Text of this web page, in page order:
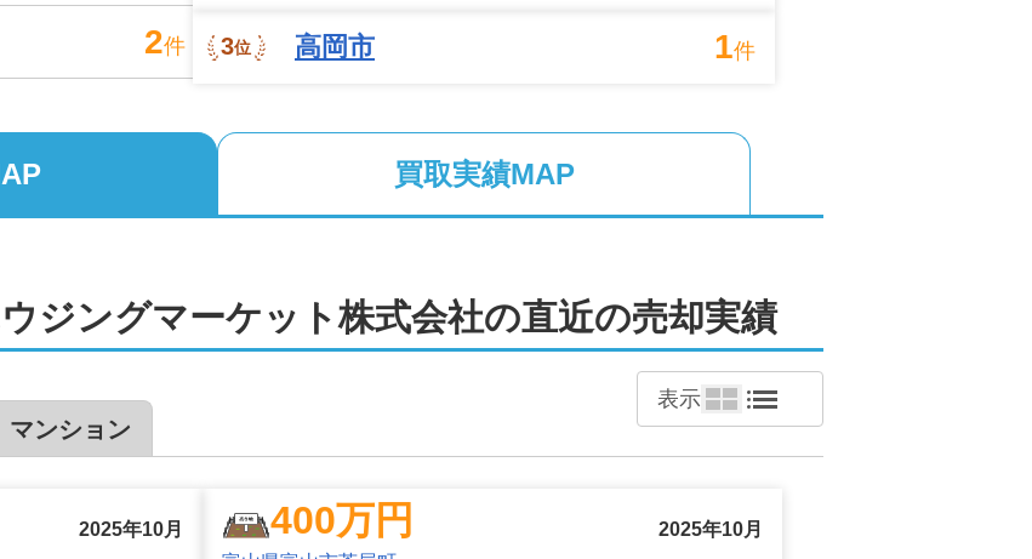
2件 3位 高岡市 1件
買取実績MAP
10
5
3
3
4 5
2
7
7
3
2
3
2
2
ジングマーケット株式会社の直近の売却実績
表示
マンション
2025年10月
400万円
2025年10月